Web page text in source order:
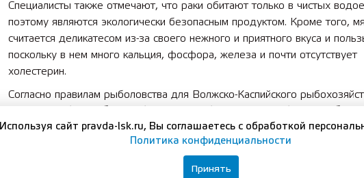
Специалисты также отмечают, что раки обитают только в чистых
поэтому являются экологически безопасным продуктом. Кроме того,
считается деликатесом из-за своего нежного и приятного вкуса и
поскольку в нем много кальция, фосфора, железа и почти отсутствует
холестерин.
Согласно правилам рыболовства для Волжско-Каспийского
запрет на вылов раков. Также определены орудия и способы добычи
раков — раколовки размером (шагом) ячеи не менее 22 мм. Кроме
запрещается производить добычу (вылов), приемку, обработку,
Используя сайт pravda-lsk.ru, Вы соглашаетесь с обработкой
Политика конфиденциальности
Принять